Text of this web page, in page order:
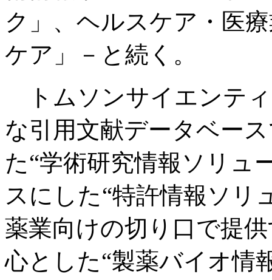
ク」、ヘルスケア・医
ケア」－と続く。
トムソンサイエンテ
な引用文献データベー
た“学術研究情報ソリュ
スにした“特許情報ソリ
薬業向けの切り口で提供
心とした“製薬バイオ情